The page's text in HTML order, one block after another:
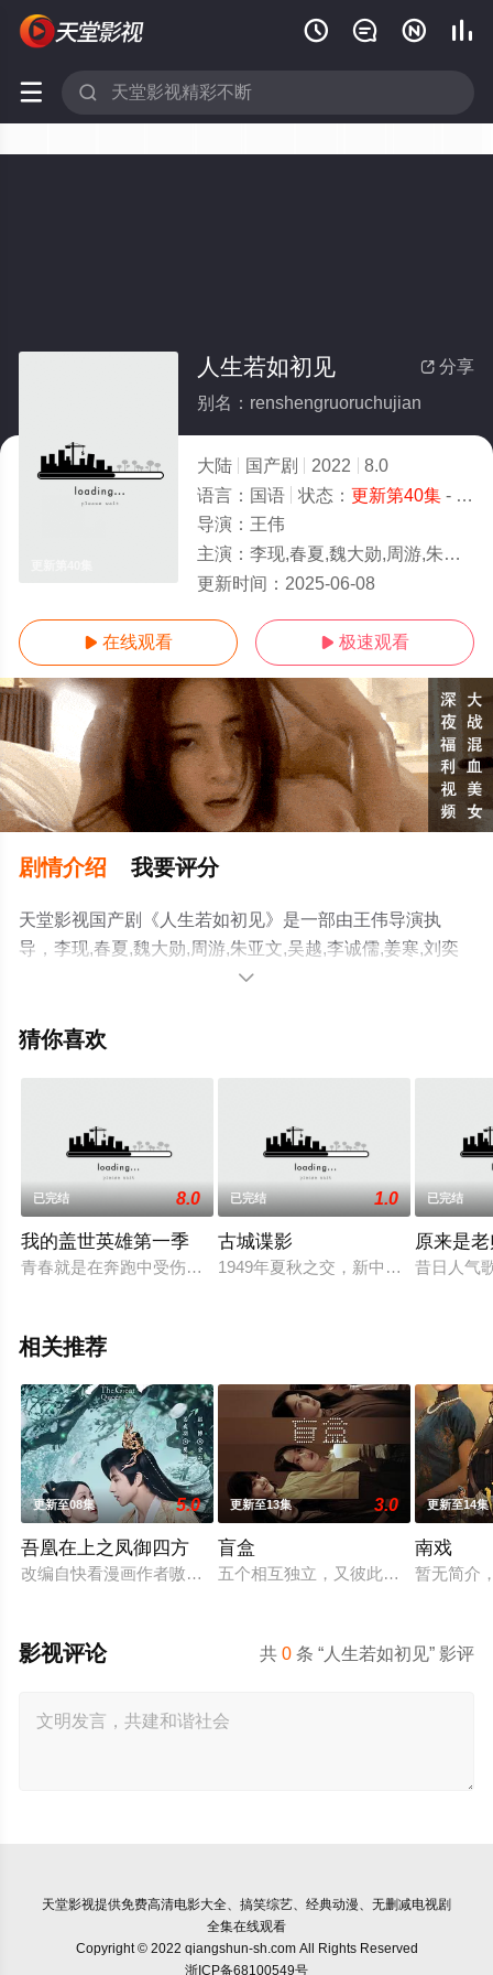
   
 
 分享
人生若如初见
别名：renshengruoruchujian
大陆 国产剧 2022
8.0
语言： 国语 状态： 更新第40集- 免费在线观看
导演： 王伟
主演： 李现,春夏,魏大勋,周游,朱亚文,吴越,李诚儒,姜寒,刘奕铁,王禛,宋宁峰,白客,周知,瑛子,刘美含,霍青,孔连顺,施
更新时间： 2025-06-08
 在线观看  极速观看
剧情介绍 我要评分
天堂影视国产剧《人生若如初见》是一部由王伟导演执
导，李现,春夏,魏大勋,周游,朱亚文,吴越,李诚儒,姜寒,刘奕
铁,王禛,宋宁峰,白客,周知,瑛子,刘美含,霍青,孔连顺,施诗,李
机免费观看高清未删减完整版电视剧全集就上电影天堂

猜你喜欢
已完结 8.0
我的盖世英雄第一季
青春就是在奔跑中受伤，又在颠沛流离中期待阳光。青梅竹马
已完结 1.0
古城谍影
1949年夏秋之交，新中国的开国大
已完结
原来是
昔日人气
相关推荐
更新至08集 5.0
吾凰在上之凤御四方
改编自快看漫画作者嗷小泽的独家连载漫画《吾凰在上》。 现
更新至13集 3.0
盲盒
五个相互独立，又彼此呼应的故事——
更新至14集
南戏
暂无简介
共0 条 “人生若如初见” 影评
影视评论
天堂影视提供免费高清电影大全、搞笑综艺、经典动漫、无删减电视剧
全集在线观看
Copyright © 2022 qiangshun-sh.com All Rights Reserved
浙ICP备68100549号